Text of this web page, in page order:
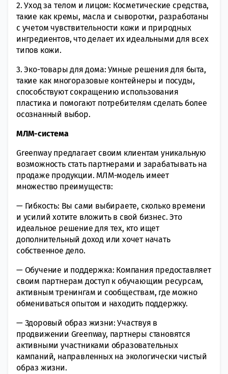
2. Уход за телом и лицом: Косметические средства,
такие как кремы, масла и сыворотки, разработаны
с учетом чувствительности кожи и природных
ингредиентов, что делает их идеальными для всех
типов кожи.
3. Эко-товары для дома: Умные решения для быта,
такие как многоразовые контейнеры и посуды,
способствуют сокращению использования
пластика и помогают потребителям сделать более
осознанный выбор.
МЛМ-система
Greenway предлагает своим клиентам уникальную
возможность стать партнерами и зарабатывать на
продаже продукции. МЛМ-модель имеет
множество преимуществ:
— Гибкость: Вы сами выбираете, сколько времени
и усилий хотите вложить в свой бизнес. Это
идеальное решение для тех, кто ищет
дополнительный доход или хочет начать
собственное дело.
— Обучение и поддержка: Компания предоставляет
своим партнерам доступ к обучающим ресурсам,
активным тренингам и сообществам, где можно
обмениваться опытом и находить поддержку.
— Здоровый образ жизни: Участвуя в
продвижении Greenway, партнеры становятся
активными участниками образовательных
кампаний, направленных на экологически чистый
образ жизни.